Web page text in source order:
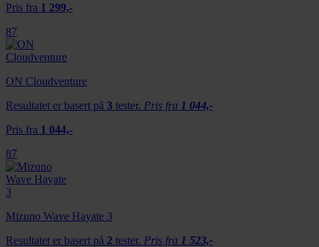
Pris fra 1 299,-
87
ON Cloudventure
Resultatet er basert på 3 tester. Pris fra 1 044,-
Pris fra 1 044,-
87
Mizuno Wave Hayate 3
Resultatet er basert på 2 tester. Pris fra 1 523,-